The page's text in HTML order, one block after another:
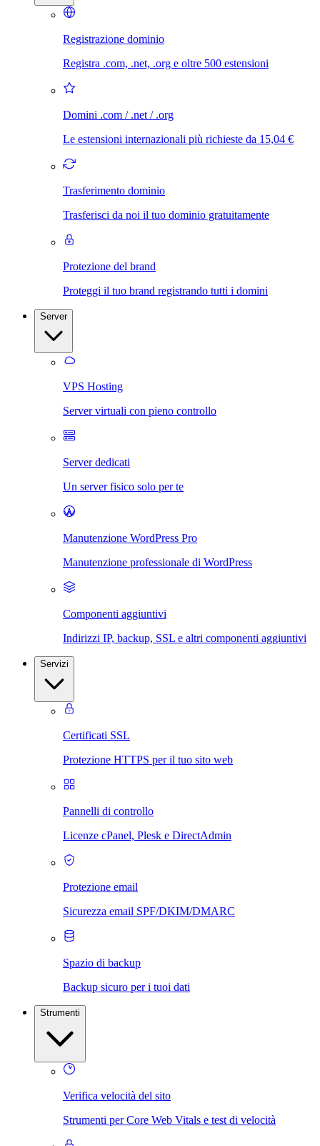
Registrazione dominio
Registra .com, .net, .org e oltre 500 estensioni
Domini .com / .net / .org
Le estensioni internazionali più richieste da 15,04 €
Trasferimento dominio
Trasferisci da noi il tuo dominio gratuitamente
Protezione del brand
Proteggi il tuo brand registrando tutti i domini
Server
VPS Hosting
Server virtuali con pieno controllo
Server dedicati
Un server fisico solo per te
Manutenzione WordPress Pro
Manutenzione professionale di WordPress
Componenti aggiuntivi
Indirizzi IP, backup, SSL e altri componenti aggiuntivi
Servizi
Certificati SSL
Protezione HTTPS per il tuo sito web
Pannelli di controllo
Licenze cPanel, Plesk e DirectAdmin
Protezione email
Sicurezza email SPF/DKIM/DMARC
Spazio di backup
Backup sicuro per i tuoi dati
Strumenti
Verifica velocità del sito
Strumenti per Core Web Vitals e test di velocità